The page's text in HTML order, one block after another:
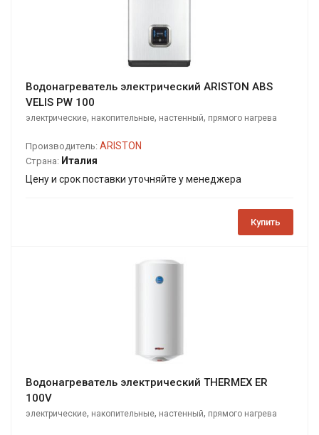
Водонагреватель электрический ARISTON ABS
VELIS PW 100
электрические, накопительные, настенный, прямого нагрева
Производитель: ARISTON
Страна: Италия
Цену и срок поставки уточняйте у менеджера
Купить
Водонагреватель электрический THERMEX ER
100V
электрические, накопительные, настенный, прямого нагрева